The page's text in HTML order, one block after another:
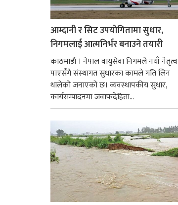
आम्दानी र सिट उपयोगितामा सुधार,
निगमलाई आत्मनिर्भर बनाउने तयारी
काठमाडाैं । नेपाल वायुसेवा निगमले नयाँ नेतृत्व
पाएसँगै संस्थागत सुधारका कामले गति लिन
थालेको जनाएको छ। व्यवस्थापकीय सुधार,
कार्यसम्पादनमा जवाफदेहिता...